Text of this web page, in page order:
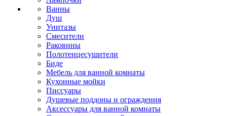
Ванны
Душ
Унитазы
Смесители
Раковины
Полотенцесушители
Биде
Мебель для ванной комнаты
Кухонные мойки
Писсуары
Душевые поддоны и ограждения
Аксессуары для ванной комнаты